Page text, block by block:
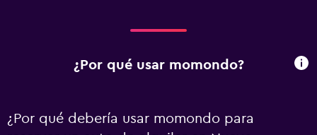
¿Por qué usar momondo?
¿Por qué debería usar momondo para